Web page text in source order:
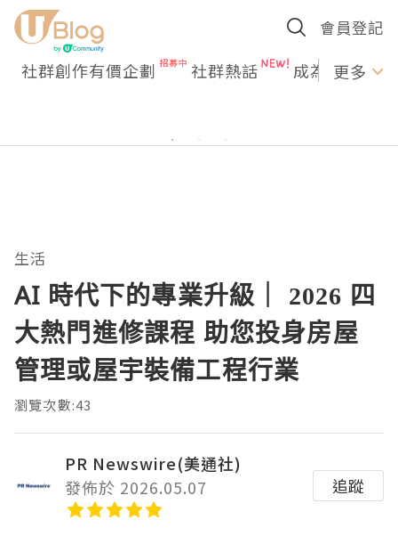
會員登記
社群創作有價企劃 社群熱話 成為U更多
生活
AI 時代下的專業升級｜ 2026 四
大熱門進修課程 助您投身房屋
管理或屋宇裝備工程行業
瀏覽次數:43
PR Newswire(美通社)
發佈於 2026.05.07
追蹤